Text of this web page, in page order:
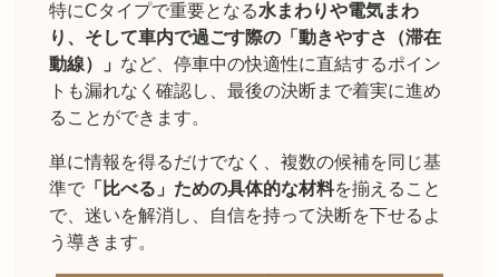
特にCタイプで重要となる水まわりや電気まわ
り、そして車内で過ごす際の「動きやすさ（滞在
動線）」 など、停車中の快適性に直結するポイン
トも漏れなく確認し、最後の決断まで着実に進め
ることができます。
単に情報を得るだけでなく、複数の候補を同じ基
準で 「比べる」ための具体的な材料を揃えること
で、迷いを解消し、自信を持って決断を下せるよ
う導きます。